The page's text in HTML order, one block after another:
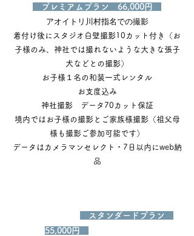
プレミアムプラン 66,000円
アオイトリ川村指名での撮影
着付け後にスタジオ白壁撮影10カット付き（お
子様のみ、神社では撮れないような大きな張子
犬などとの撮影）
お子様１名の和装一式レンタル
お支度込み
神社撮影 データ70カット保証
境内ではお子様の撮影とご家族様撮影（祖父母
様も撮影ご参加可能です）
データはカメラマンセレクト・7日以内にweb納
品
スタンダードプラン
55,000円